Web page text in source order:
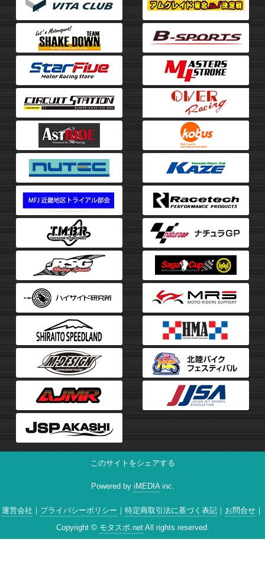
このサイトをシェアする
Powered by iMEDIAinc.
運営会社 プライバシーポリシー 特定商取引法に基づく表記
お問合せ
Copyright © モタスポ.netAll rights reserved.